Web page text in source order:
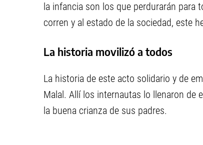
la infancia son los que perdurarán para
corren y al estado de la sociedad, este
La historia movilizó a todos
La historia de este acto solidario y de
Malal. Allí los internautas lo llenaron de
la buena crianza de sus padres.